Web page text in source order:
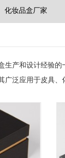
化妆品盒厂家
生产和设计经验的
广泛应用于皮具、